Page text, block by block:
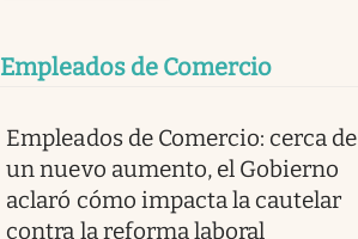
Empleados de Comercio
Empleados de Comercio: cerca de
un nuevo aumento, el Gobierno
aclaró cómo impacta la cautelar
contra la reforma laboral